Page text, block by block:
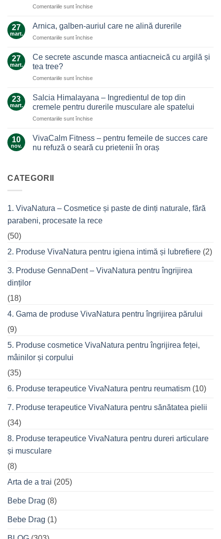
Comentariile sunt închisepentru
de
Un
de
nu
lasă
la…
27
mart.
Arnica, galben-auriul care ne alină durerile
Comentariile sunt închisepentru
galben-
ne
durerile
27
mart.
Ce secrete ascunde masca antiacneică cu argilă și
tea tree?
Comentariile sunt închisepentru
secrete
ascunde
masca
antiacneică
argilă
23
mart.
Salcia Himalayana – Ingredientul de top din
cremele pentru durerile musculare ale spatelui
Comentariile sunt închisepentru
Himalayana
Ingredientul
musculare
ale
10
nov.
VivaCalm Fitness – pentru femeile de succes care
nu refuză o seară cu prietenii în oraș
VivaCalm
Fitness
de
care
cu
în
oraș
CATEGORII
1. VivaNatura – Cosmetice și paste de dinți naturale, fără
parabeni, procesate la rece
(50)
2. Produse VivaNatura pentru igiena intimă și lubrefiere (2)
3. Produse GennaDent – VivaNatura pentru îngrijirea
dinților
(18)
4. Gama de produse VivaNatura pentru îngrijirea părului
(9)
5. Produse cosmetice VivaNatura pentru îngrijirea feței,
mâinilor și corpului
(35)
6. Produse terapeutice VivaNatura pentru reumatism (10)
7. Produse terapeutice VivaNatura pentru sănătatea pielii
(34)
8. Produse terapeutice VivaNatura pentru dureri articulare
și musculare
(8)
Arta de a trai (205)
Bebe Drag (8)
Bebe Drag (1)